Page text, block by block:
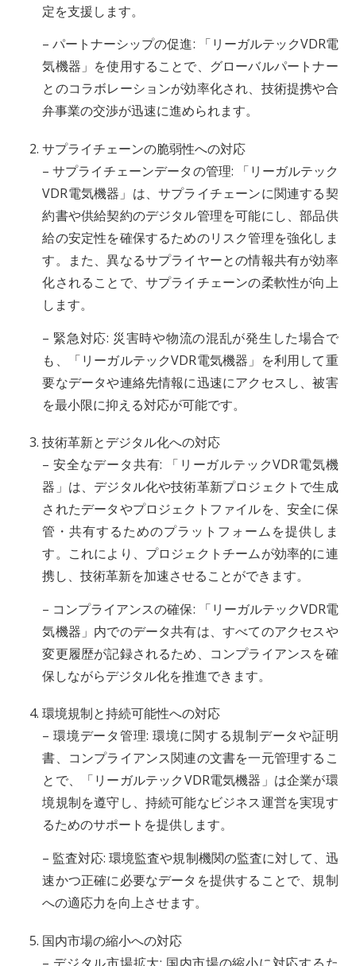
定を支援します。
– パートナーシップの促進: 「リーガルテックVDR電
気機器」を使用することで、グローバルパートナー
とのコラボレーションが効率化され、技術提携や合
弁事業の交渉が迅速に進められます。
サプライチェーンの脆弱性への対応
– サプライチェーンデータの管理: 「リーガルテック
VDR電気機器」は、サプライチェーンに関連する契
約書や供給契約のデジタル管理を可能にし、部品供
給の安定性を確保するためのリスク管理を強化しま
す。また、異なるサプライヤーとの情報共有が効率
化されることで、サプライチェーンの柔軟性が向上
します。
– 緊急対応: 災害時や物流の混乱が発生した場合で
も、「リーガルテックVDR電気機器」を利用して重
要なデータや連絡先情報に迅速にアクセスし、被害
を最小限に抑える対応が可能です。
技術革新とデジタル化への対応
– 安全なデータ共有: 「リーガルテックVDR電気機
器」は、デジタル化や技術革新プロジェクトで生成
されたデータやプロジェクトファイルを、安全に保
管・共有するためのプラットフォームを提供しま
す。これにより、プロジェクトチームが効率的に連
携し、技術革新を加速させることができます。
– コンプライアンスの確保: 「リーガルテックVDR電
気機器」内でのデータ共有は、すべてのアクセスや
変更履歴が記録されるため、コンプライアンスを確
保しながらデジタル化を推進できます。
環境規制と持続可能性への対応
– 環境データ管理: 環境に関する規制データや証明
書、コンプライアンス関連の文書を一元管理するこ
とで、「リーガルテックVDR電気機器」は企業が環
境規制を遵守し、持続可能なビジネス運営を実現す
るためのサポートを提供します。
– 監査対応: 環境監査や規制機関の監査に対して、迅
速かつ正確に必要なデータを提供することで、規制
への適応力を向上させます。
国内市場の縮小への対応
– デジタル市場拡大: 国内市場の縮小に対応するた